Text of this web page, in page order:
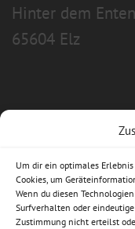
Um dir ein optimales
Cookies, um
Wenn du diesen
Surfverhalten oder
Zustimmung nicht erteilst
Hinter dem
65604 Elz
Allgemeine
Impressum